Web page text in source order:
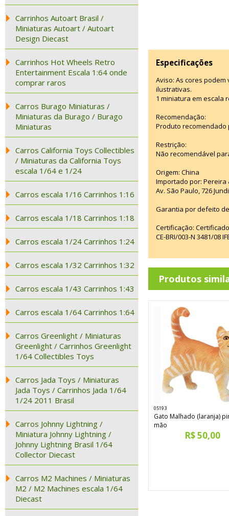
Carrinhos Autoart Brasil /
Miniaturas Autoart / Autoart
Design Diecast
Carrinhos Hot Wheels Retro
Entertainment Escala 1:64 onde
comprar raros
Carros Burago Miniaturas /
Miniaturas da Burago / Burago
Miniaturas
Carros California Toys Collectibles
/ Miniaturas da California Toys
escala 1/64 e 1/24
Carros escala 1/16 Carrinhos 1:16
Carros escala 1/18 Carrinhos 1:18
Carros escala 1/24 Carrinhos 1:24
Carros escala 1/32 Carrinhos 1:32
Carros escala 1/43 Carrinhos 1:43
Carros escala 1/64 Carrinhos 1:64
Carros Greenlight / Miniaturas
Greenlight / Carrinhos Greenlight
1/64 Collectibles Toys
Carros Jada Toys / Miniaturas
Jada Toys / Carrinhos Jada 1/64
1/24 2011 Brasil
Carros Johnny Lightning /
Miniatura Johnny Lightning /
Johnny Lightning Brasil 1/64
Collector Diecast
Carros M2 Machines / Miniaturas
M2 / M2 Machines escala 1/64
Diecast
Especificações
Aviso: As cores
ilustrativas.
1 miniatura em escala
Recomendação:
Produto recomendado
Restrição:
Não recomendável
Origem: China
Importado por: Pereira
Av. São Paulo, 726
Garantia por defeito
Certificação:
CE-BRI/003-N 3481/08
Produtos
05193
Gato Malhado (laranja)
mão
R$ 50,00